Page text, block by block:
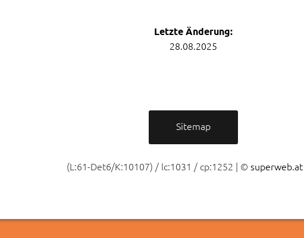
Letzte Änderung:
28.08.2025
Sitemap
(L:61-Det6/K:10107) / lc:1031 / cp:1252 | © superweb.at